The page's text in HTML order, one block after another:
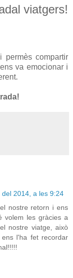
viatgers!
compartir
va emocionar i
2014, a les 9:24
nostre retorn i ens
volem les gràcies a
nostre viatge, això
l'ha fet recordar